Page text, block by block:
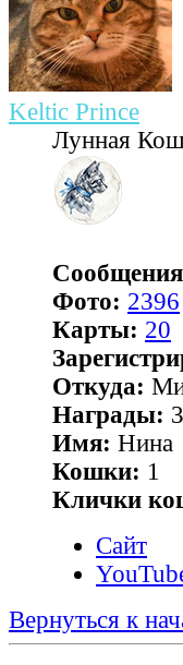
Keltic Prince
Лунная
Фото: 2396
Карты: 20
Откуда:
Награды:
Имя: Нина
Кошки: 1
Клички
Сайт
Вернуться к